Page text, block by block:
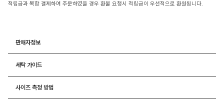
적립금과 복합 결제하여 주문하였을 경우 환불 요청시 적립금이 우선적으로 환원됩니다.
판매자정보
세탁 가이드
사이즈 측정 방법